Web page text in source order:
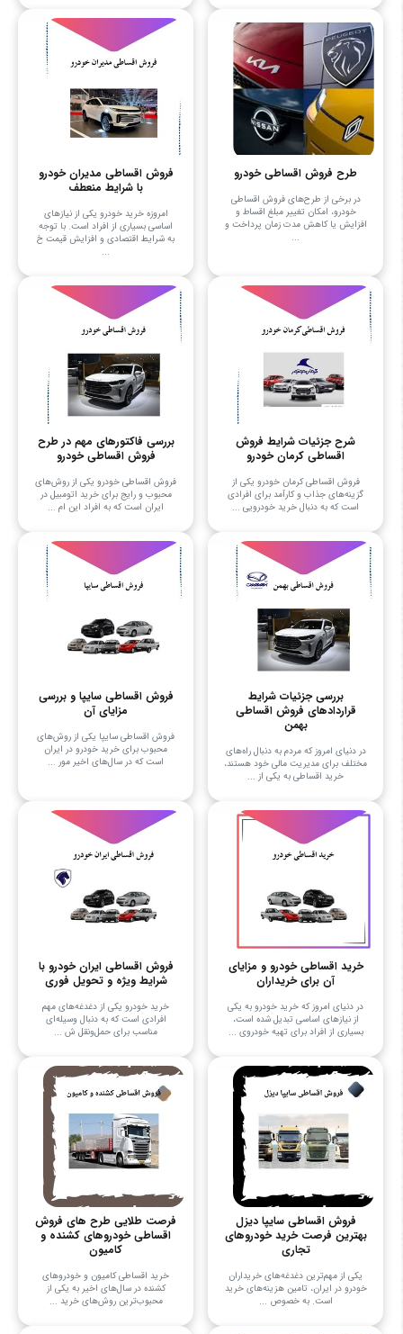
طرح فروش اقساطی خودرو
در برخی از طرح‌های فروش اقساطی
خودرو، امکان تغییر مبلغ اقساط و
افزایش یا کاهش مدت زمان پرداخت و
...
فروش اقساطی مدیران خودرو
با شرایط منعطف
امروزه خرید خودرو یکی از نیازهای
اساسی بسیاری از افراد است. با توجه
به شرایط اقتصادی و افزایش قیمت خ
...
شرح جزئیات شرایط فروش
اقساطی کرمان خودرو
فروش اقساطی کرمان خودرو یکی از
گزینه‌های جذاب و کارآمد برای افرادی
است که به دنبال خرید خودرویی ...
بررسی فاکتورهای مهم در طرح
فروش اقساطی خودرو
فروش اقساطی خودرو یکی از روش‌های
محبوب و رایج برای خرید اتومبیل در
ایران است که به افراد این ام ...
بررسی جزئیات شرایط
قراردادهای فروش اقساطی
بهمن
در دنیای امروز که مردم به دنبال راه‌های
مختلف برای مدیریت مالی خود هستند،
خرید اقساطی به یکی از ...
فروش اقساطی سایپا و بررسی
مزایای آن
فروش اقساطی سایپا یکی از روش‌های
محبوب برای خرید خودرو در ایران
است که در سال‌های اخیر مور ...
خرید اقساطی خودرو و مزایای
آن برای خریداران
در دنیای امروز که خرید خودرو به یکی
از نیازهای اساسی تبدیل شده است،
بسیاری از افراد برای تهیه خودروی ...
فروش اقساطی ایران خودرو با
شرایط ویژه و تحویل فوری
خرید خودرو یکی از دغدغه‌های مهم
افرادی است که به دنبال وسیله‌ای
مناسب برای حمل‌ونقل ش ...
فروش اقساطی سایپا دیزل
بهترین فرصت خرید خودروهای
تجاری
یکی از مهم‌ترین دغدغه‌های خریداران
خودرو در ایران، تامین هزینه‌های خرید
است. به خصوص ...
فرصت طلایی طرح های فروش
اقساطی خودروهای کشنده و
کامیون
خرید اقساطی کامیون و خودروهای
کشنده در سال‌های اخیر به یکی از
محبوب‌ترین روش‌های خرید ...